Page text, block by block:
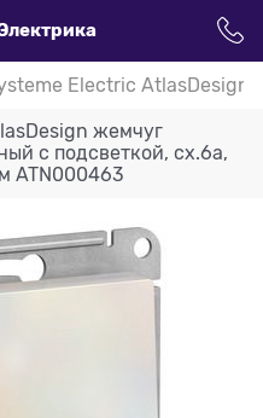
Electric AtlasDesign
жемчуг
с подсветкой, сх.6а,
ATN000463